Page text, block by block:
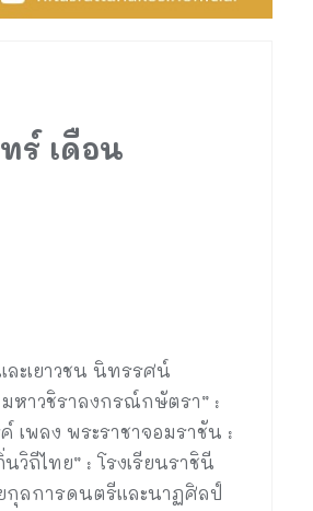
ร์ เดือน
ละเยาวชน นิทรรศน์
หาวชิราลงกรณ์กษัตรา” :
เพลง พระราชาจอมราชัน :
ถีไทย” : โรงเรียนราชินี
กุลการดนตรีและนาฏศิลป์